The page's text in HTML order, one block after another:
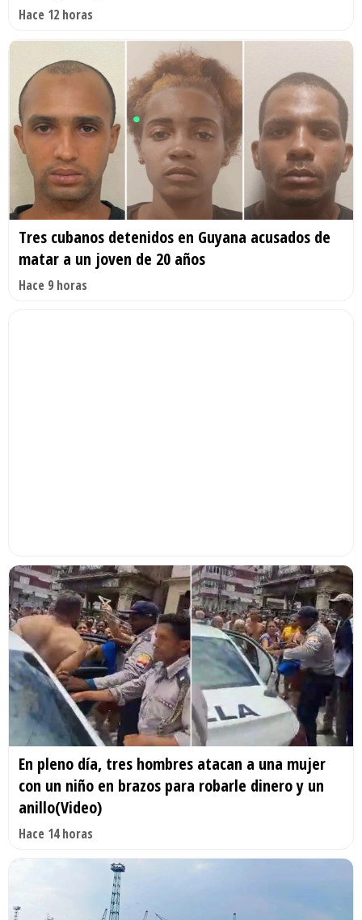
Hace 12 horas
Tres cubanos detenidos en Guyana acusados de
matar a un joven de 20 años
Hace 9 horas
En pleno día, tres hombres atacan a una mujer
con un niño en brazos para robarle dinero y un
anillo(Video)
Hace 14 horas